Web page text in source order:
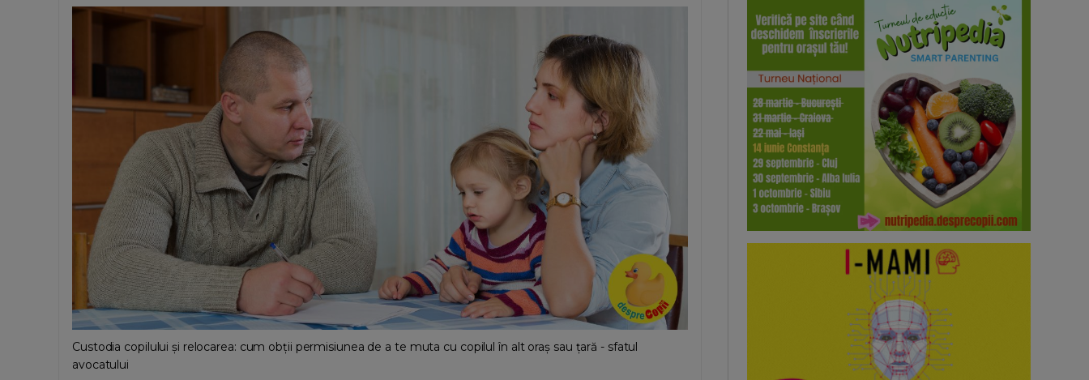
Custodia copilului și relocarea: cum obții permisiunea de a te muta cu copilul în alt oraș sau țară - sfatul
avocatului